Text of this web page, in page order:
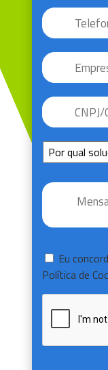
Telefone *
Empresa
CNPJ/CPF
Sem
Título
Mensagem *
Consentir
Eu
Política de
CAPTCHA